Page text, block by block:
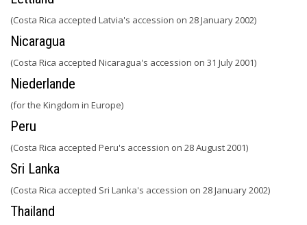
(Costa Rica accepted Latvia's accession on 28 January 2002)
Nicaragua
(Costa Rica accepted Nicaragua's accession on 31 July 2001)
Niederlande
(for the Kingdom in Europe)
Peru
(Costa Rica accepted Peru's accession on 28 August 2001)
Sri Lanka
(Costa Rica accepted Sri Lanka's accession on 28 January 2002)
Thailand